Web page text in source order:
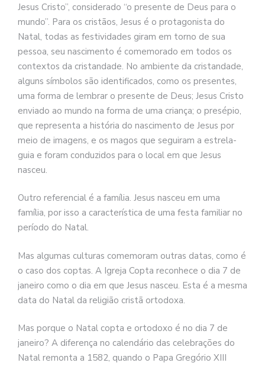
Jesus Cristo”, considerado “o presente de Deus para o
mundo”. Para os cristãos, Jesus é o protagonista do
Natal, todas as festividades giram em torno de sua
pessoa, seu nascimento é comemorado em todos os
contextos da cristandade. No ambiente da cristandade,
alguns símbolos são identificados, como os presentes,
uma forma de lembrar o presente de Deus; Jesus Cristo
enviado ao mundo na forma de uma criança; o presépio,
que representa a história do nascimento de Jesus por
meio de imagens, e os magos que seguiram a estrela-
guia e foram conduzidos para o local em que Jesus
nasceu.
Outro referencial é a família. Jesus nasceu em uma
família, por isso a característica de uma festa familiar no
período do Natal.
Mas algumas culturas comemoram outras datas, como é
o caso dos coptas. A Igreja Copta reconhece o dia 7 de
janeiro como o dia em que Jesus nasceu. Esta é a mesma
data do Natal da religião cristã ortodoxa.
Mas porque o Natal copta e ortodoxo é no dia 7 de
janeiro? A diferença no calendário das celebrações do
Natal remonta a 1582, quando o Papa Gregório XIII